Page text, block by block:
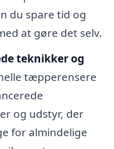
du spare tid og
at gøre det selv.
teknikker og
tæpperensere
og udstyr, der
for almindelige